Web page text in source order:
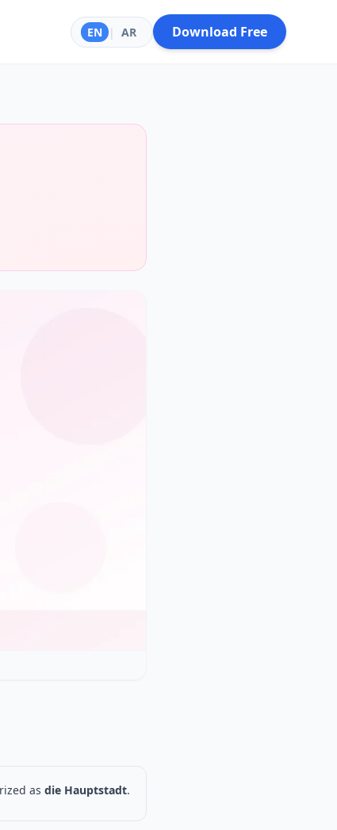
EN | AR Download Free
as die Hauptstadt.